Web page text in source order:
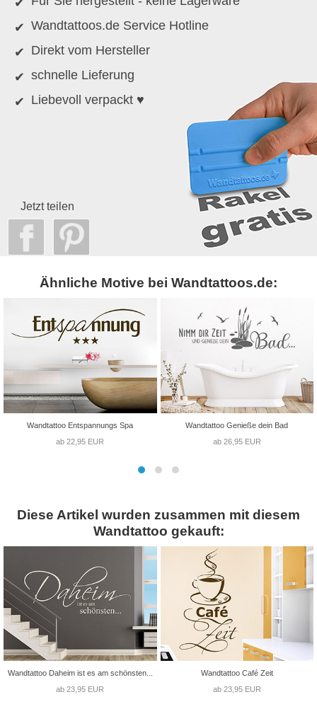
Wandtattoos.de Service Hotline
Direkt vom Hersteller
schnelle Lieferung
Liebevoll verpackt ♥
Jetzt teilen
Ähnliche Motive bei Wandtattoos.de:
Wandtattoo Entspannungs Spa
ab 22,95 EUR
Wandtattoo Genieße dein Bad
ab 26,95 EUR
Diese Artikel wurden zusammen mit diesem
Wandtattoo gekauft:
Wandtattoo Daheim ist es am schönsten...
ab 23,95 EUR
Wandtattoo Café Zeit
ab 23,95 EUR